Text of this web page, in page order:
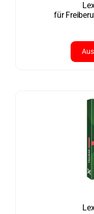
werden
für